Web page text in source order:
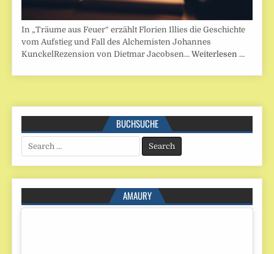
In „Träume aus Feuer“ erzählt Florien Illies die Geschichte
vom Aufstieg und Fall des Alchemisten Johannes
KunckelRezension von Dietmar Jacobsen…Weiterlesen …
BUCHSUCHE
Search
for:
AMAURY